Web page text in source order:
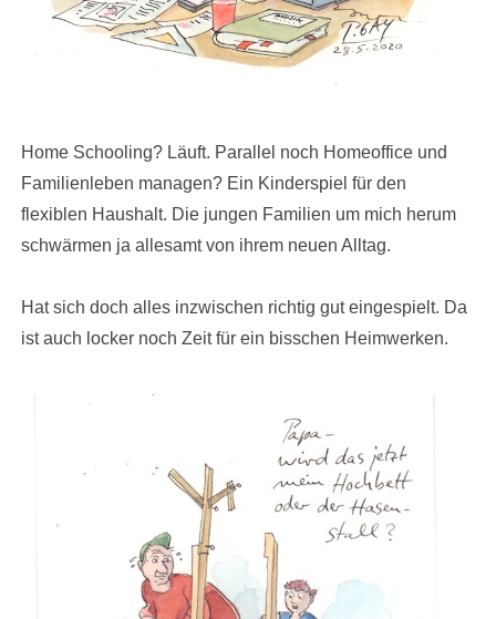
Home Schooling? Läuft. Parallel noch Homeoffice und
Familienleben managen? Ein Kinderspiel für den
flexiblen Haushalt. Die jungen Familien um mich herum
schwärmen ja allesamt von ihrem neuen Alltag.
Hat sich doch alles inzwischen richtig gut eingespielt. Da
ist auch locker noch Zeit für ein bisschen Heimwerken.